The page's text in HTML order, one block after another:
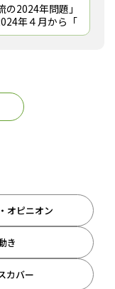
2024年４月から「
オピニオン
き
カバー